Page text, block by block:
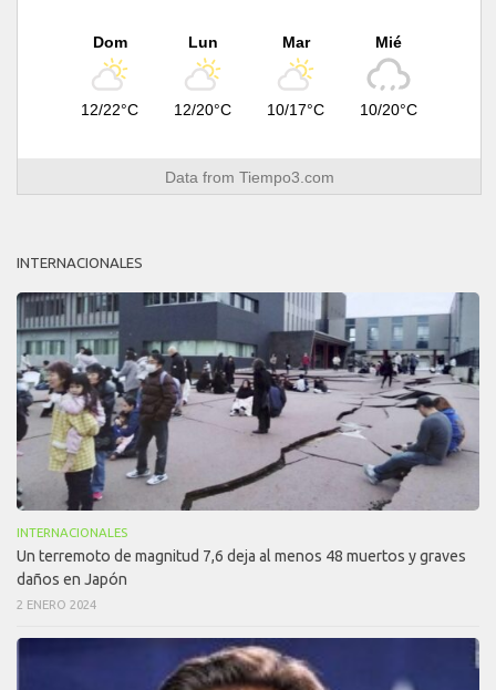
Dom
12/22°C
Lun
12/20°C
Mar
10/17°C
Mié
10/20°C
Data from Tiempo3.com
INTERNACIONALES
INTERNACIONALES
Un terremoto de magnitud 7,6 deja al menos 48 muertos y graves
daños en Japón
2 ENERO 2024